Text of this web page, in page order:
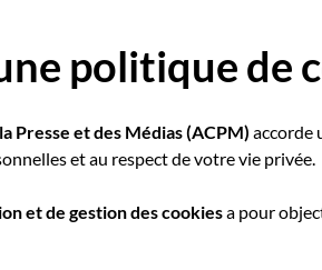
politique de
Presse et des Médias (ACPM) accorde
et au respect de votre vie privée.
et de gestion des cookiesa pour